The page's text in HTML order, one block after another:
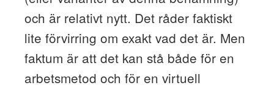
och är relativt nytt. Det råder faktiskt
lite förvirring om exakt vad det är. Men
faktum är att det kan stå både för en
arbetsmetod och för en virtuell